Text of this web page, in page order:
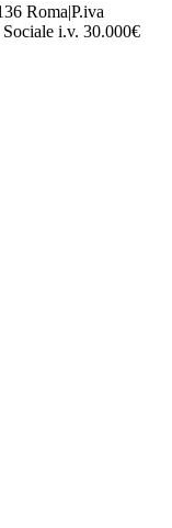
Roma|P.iva
i.v. 30.000€